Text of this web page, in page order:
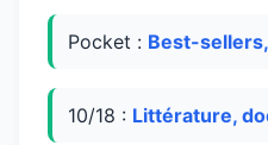
Pocket : Best-
10/18 : Littérature,